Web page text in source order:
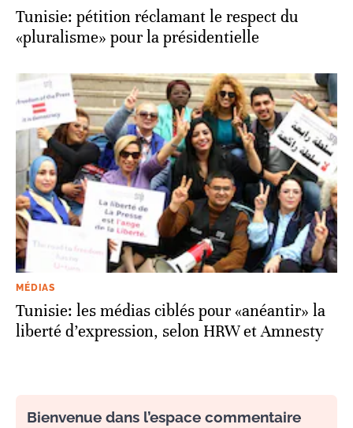
Tunisie: pétition réclamant le respect du
«pluralisme» pour la présidentielle
MÉDIAS
Tunisie: les médias ciblés pour «anéantir» la
liberté d’expression, selon HRW et Amnesty
Bienvenue dans l’espace commentaire